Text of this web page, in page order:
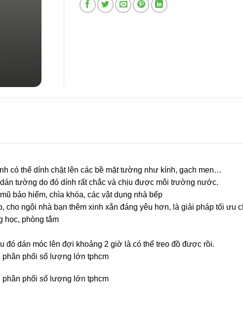
có thể dính chặt lên các bề mặt tường như kính, gạch men…
tường do đó dính rất chắc và chịu được môi trường nước.
bảo hiểm, chìa khóa, các vật dụng nhà bếp
cho ngôi nhà bạn thêm xinh xắn đáng yêu hơn, là giải pháp tối ưu
học, phòng tắm
đó dán móc lên đợi khoảng 2 giờ là có thể treo đồ được rồi.
phân phối số lượng lớn tphcm
phân phối số lượng lớn tphcm